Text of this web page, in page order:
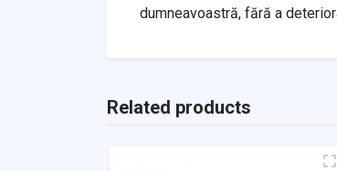
dumneavoastră, fără a
Related products